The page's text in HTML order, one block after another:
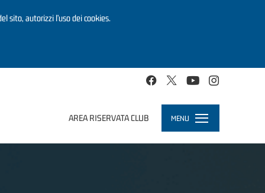
sito, autorizzi l’uso dei cookies.
AREA RISERVATA CLUB MENU
Toggle
navigation